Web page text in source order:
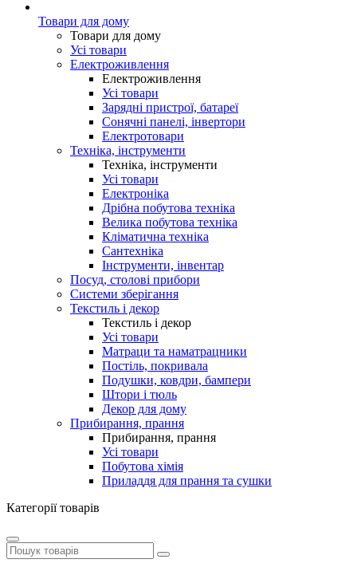
Товари для дому
Товари для дому
Усі товари
Електроживлення
Електроживлення
Усі товари
Зарядні пристрої, батареї
Сонячні панелі, інвертори
Електротовари
Техніка, інструменти
Техніка, інструменти
Усі товари
Електроніка
Дрібна побутова техніка
Велика побутова техніка
Кліматична техніка
Сантехніка
Інструменти, інвентар
Посуд, столові прибори
Системи зберігання
Текстиль і декор
Текстиль і декор
Усі товари
Матраци та наматрацники
Постіль, покривала
Подушки, ковдри, бампери
Штори і тюль
Декор для дому
Прибирання, прання
Прибирання, прання
Усі товари
Побутова хімія
Приладдя для прання та сушки
Категорії товарів